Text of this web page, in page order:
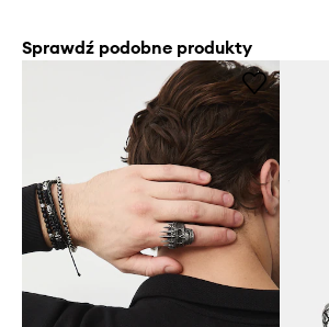
Sprawdź podobne produkty